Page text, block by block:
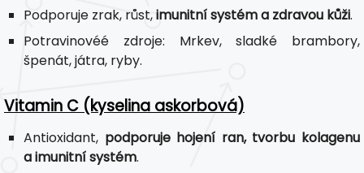
Podporuje zrak, růst,imunitní systém a zdravou kůži.
Potravinovéé zdroje: Mrkev, sladké brambory,
špenát, játra, ryby.
Vitamin C (kyselina askorbová)
Antioxidant, podporuje hojení ran, tvorbu kolagenu
a imunitní systém.